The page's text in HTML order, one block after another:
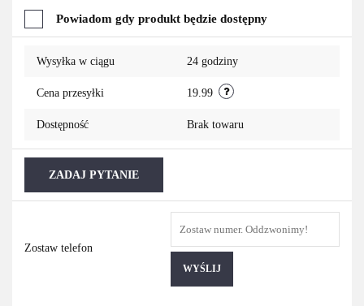
Do
Powiadom gdy produkt będzie dostępny
Wysyłka w ciągu 24 godziny
Cena przesyłki 19.99
Dostępność Brak towaru
ZADAJ PYTANIE
Zostaw telefon
WYŚLIJ